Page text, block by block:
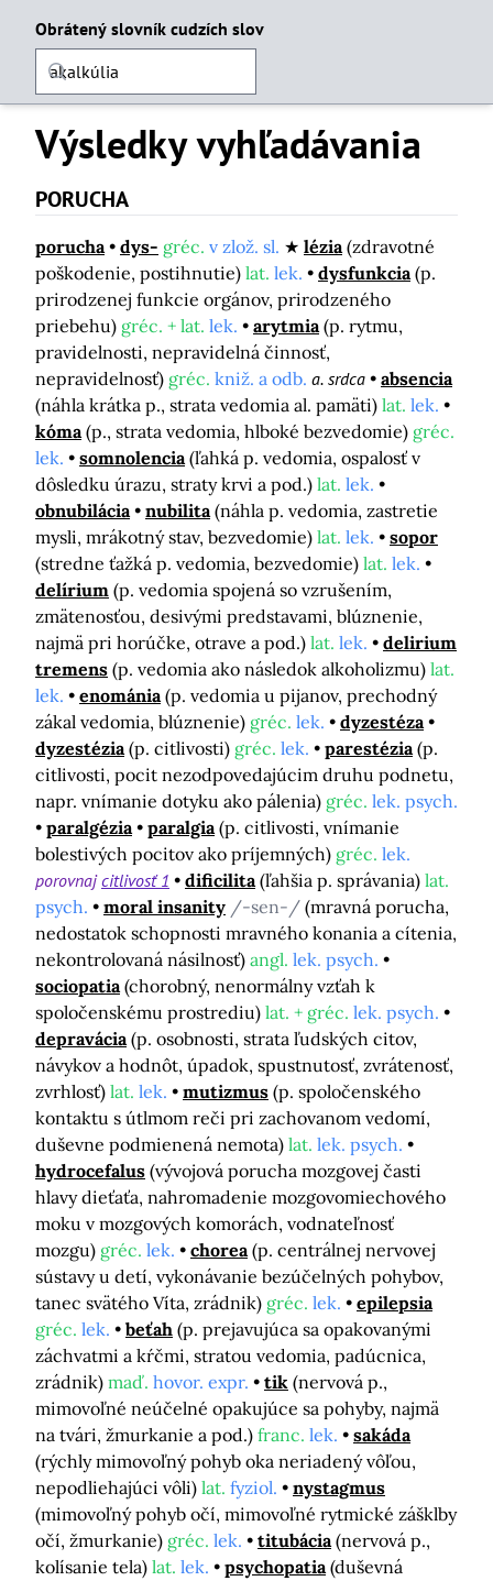
Obrátený slovník cudzích slov
Výsledky vyhľadávania
PORUCHA
porucha dys- gréc. v zlož. sl. lézia (zdravotné
poškodenie, postihnutie) lat. lek. dysfunkcia (p.
prirodzenej funkcie orgánov, prirodzeného
priebehu) gréc. + lat. lek. arytmia (p. rytmu,
pravidelnosti, nepravidelná činnosť,
nepravidelnosť) gréc. kniž. a odb. a. srdca
absencia
(náhla krátka p., strata vedomia al. pamäti) lat. lek.
kóma (p., strata vedomia, hlboké bezvedomie) gréc.
lek.
somnolencia (ľahká p. vedomia, ospalosť v
dôsledku úrazu, straty krvi a pod.) lat. lek.
obnubilácia
nubilita (náhla p. vedomia, zastretie
mysli, mrákotný stav, bezvedomie) lat. lek.
sopor
(stredne ťažká p. vedomia, bezvedomie) lat. lek.
delírium (p. vedomia spojená so vzrušením,
zmätenosťou, desivými predstavami, blúznenie,
najmä pri horúčke, otrave a pod.) lat. lek.
delirium
tremens (p. vedomia ako následok alkoholizmu) lat.
lek.
enománia (p. vedomia u pijanov, prechodný
zákal vedomia, blúznenie) gréc. lek.
dyzestéza
dyzestézia (p. citlivosti) gréc. lek. parestézia (p.
citlivosti, pocit nezodpovedajúcim druhu podnetu,
napr. vnímanie dotyku ako pálenia) gréc. lek. psych.
paralgézia
paralgia (p. citlivosti, vnímanie
bolestivých pocitov ako príjemných) gréc. lek.
porovnajcitlivosť 1 dificilita (ľahšia p. správania) lat.
psych.
moral insanity /-sen-/ (mravná porucha,
nedostatok schopnosti mravného konania a cítenia,
nekontrolovaná násilnosť) angl. lek. psych.
sociopatia (chorobný, nenormálny vzťah k
spoločenskému prostrediu) lat. + gréc. lek. psych.
depravácia (p. osobnosti, strata ľudských citov,
návykov a hodnôt, úpadok, spustnutosť, zvrátenosť,
zvrhlosť) lat. lek. mutizmus (p. spoločenského
kontaktu s útlmom reči pri zachovanom vedomí,
duševne podmienená nemota) lat. lek. psych.
hydrocefalus (vývojová porucha mozgovej časti
hlavy dieťaťa, nahromadenie mozgovomiechového
moku v mozgových komorách, vodnateľnosť
mozgu) gréc. lek. chorea (p. centrálnej nervovej
sústavy u detí, vykonávanie bezúčelných pohybov,
tanec svätého Víta, zrádnik) gréc. lek.
epilepsia
gréc. lek. beťah (p. prejavujúca sa opakovanými
záchvatmi a kŕčmi, stratou vedomia, padúcnica,
zrádnik) maď. hovor. expr. tik (nervová p.,
mimovoľné neúčelné opakujúce sa pohyby, najmä
na tvári, žmurkanie a pod.) franc. lek.
sakáda
(rýchly mimovoľný pohyb oka neriadený vôľou,
nepodliehajúci vôli) lat. fyziol.
nystagmus
(mimovoľný pohyb očí, mimovoľné rytmické zášklby
očí, žmurkanie) gréc. lek. titubácia (nervová p.,
kolísanie tela) lat. lek. psychopatia (duševná